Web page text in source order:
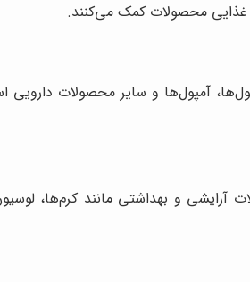
غذایی محصولات کمک می‌کنند.
آمپول‌ها و سایر محصولات دارویی
آرایشی و بهداشتی مانند کرم‌ها،